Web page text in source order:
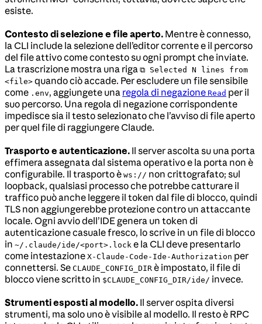
esiste.
Contesto di selezione e file aperto. Mentre è connesso,
la CLI include la selezione dell’editor corrente e il percorso
del file attivo come contesto su ogni prompt che inviate.
La trascrizione mostra una riga ⧉ Selected N lines from
<file> quando ciò accade. Per escludere un file sensibile
come .env, aggiungete una regola di negazione Read per il
suo percorso. Una regola di negazione corrispondente
impedisce sia il testo selezionato che l’avviso di file aperto
per quel file di raggiungere Claude.
Trasporto e autenticazione. Il server ascolta su una porta
effimera assegnata dal sistema operativo e la porta non è
configurabile. Il trasporto è ws:// non crittografato; sul
loopback, qualsiasi processo che potrebbe catturare il
traffico può anche leggere il token dal file di blocco, quindi
TLS non aggiungerebbe protezione contro un attaccante
locale. Ogni avvio dell’IDE genera un token di
autenticazione casuale fresco, lo scrive in un file di blocco
in ~/.claude/ide/<port>.lock e la CLI deve presentarlo
come intestazione X-Claude-Code-Ide-Authorization per
connettersi. Se CLAUDE_CONFIG_DIR è impostato, il file di
blocco viene scritto in $CLAUDE_CONFIG_DIR/ide/ invece.
Strumenti esposti al modello. Il server ospita diversi
strumenti, ma solo uno è visibile al modello. Il resto è RPC